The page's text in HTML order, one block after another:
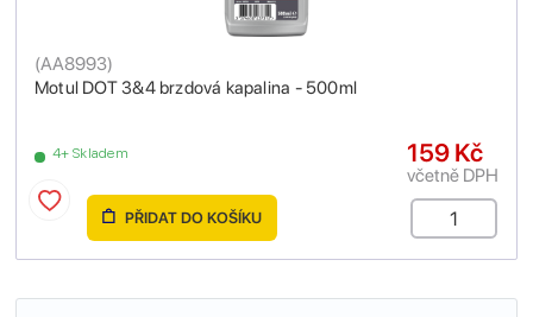
Motul DOT 3&4 brzdová kapalina - 500ml
(AA8993)
4+ Skladem 159 Kč
včetně DPH
PŘIDAT DO KOŠÍKU